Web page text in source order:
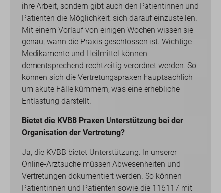
ihre Arbeit, sondern gibt auch den Patientinnen und
Patienten die Möglichkeit, sich darauf einzustellen.
Mit einem Vorlauf von einigen Wochen wissen sie
genau, wann die Praxis geschlossen ist. Wichtige
Medikamente und Heilmittel können
dementsprechend rechtzeitig verordnet werden. So
können sich die Vertretungspraxen hauptsächlich
um akute Fälle kümmern, was eine erhebliche
Entlastung darstellt.
Bietet die KVBB Praxen Unterstützung bei der
Organisation der Vertretung?
Ja, die KVBB bietet Unterstützung. In unserer
Online-Arztsuche müssen Abwesenheiten und
Vertretungen dokumentiert werden. So können
Patientinnen und Patienten sowie die 116117 mit